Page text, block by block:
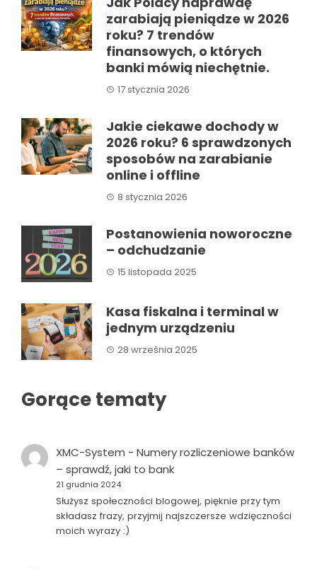
zarabiają pieniądze w 2026
roku? 7 trendów
finansowych, o których
banki mówią niechętnie.
17 stycznia 2026
Jakie ciekawe dochody w
2026 roku? 6 sprawdzonych
sposobów na zarabianie
online i offline
8 stycznia 2026
Postanowienia noworoczne
– odchudzanie
15 listopada 2025
Kasa fiskalna i terminal w
jednym urządzeniu
28 września 2025
Gorące tematy
XMC-System - Numery rozliczeniowe banków
– sprawdź, jaki to bank
21 grudnia 2024
Służysz społeczności blogowej, pięknie przy tym
składasz frazy, przyjmij najszczersze wdzięczności
moich wyrazy :)